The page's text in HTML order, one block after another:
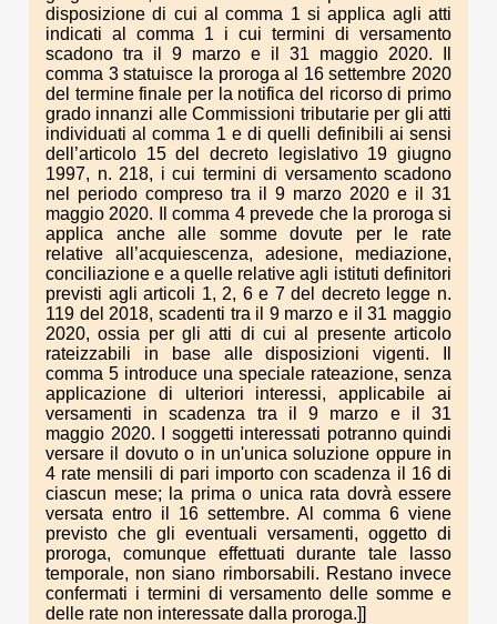
disposizione di cui al comma 1 si applica agli atti
indicati al comma 1 i cui termini di versamento
scadono tra il 9 marzo e il 31 maggio 2020. Il
comma 3 statuisce la proroga al 16 settembre 2020
del termine finale per la notifica del ricorso di primo
grado innanzi alle Commissioni tributarie per gli atti
individuati al comma 1 e di quelli definibili ai sensi
dell’articolo 15 del decreto legislativo 19 giugno
1997, n. 218, i cui termini di versamento scadono
nel periodo compreso tra il 9 marzo 2020 e il 31
maggio 2020. Il comma 4 prevede che la proroga si
applica anche alle somme dovute per le rate
relative all’acquiescenza, adesione, mediazione,
conciliazione e a quelle relative agli istituti definitori
previsti agli articoli 1, 2, 6 e 7 del decreto legge n.
119 del 2018, scadenti tra il 9 marzo e il 31 maggio
2020, ossia per gli atti di cui al presente articolo
rateizzabili in base alle disposizioni vigenti. Il
comma 5 introduce una speciale rateazione, senza
applicazione di ulteriori interessi, applicabile ai
versamenti in scadenza tra il 9 marzo e il 31
maggio 2020. I soggetti interessati potranno quindi
versare il dovuto o in un'unica soluzione oppure in
4 rate mensili di pari importo con scadenza il 16 di
ciascun mese; la prima o unica rata dovrà essere
versata entro il 16 settembre. Al comma 6 viene
previsto che gli eventuali versamenti, oggetto di
proroga, comunque effettuati durante tale lasso
temporale, non siano rimborsabili. Restano invece
confermati i termini di versamento delle somme e
delle rate non interessate dalla proroga.]]